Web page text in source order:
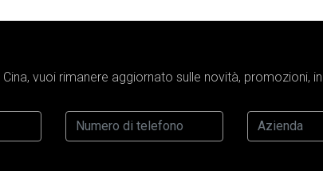
vuoi rimanere aggiornato sulle novità, promozioni,